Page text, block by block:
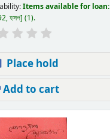
Items available for loan:
হসপ (1).
Place hold
Add to cart